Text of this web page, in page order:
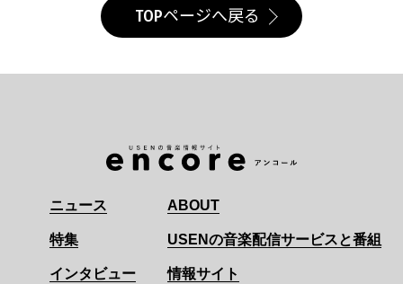
TOPページへ戻る
ニュース
特集
インタビュー
ABOUT
USENの音楽配信サービスと番組
情報サイト